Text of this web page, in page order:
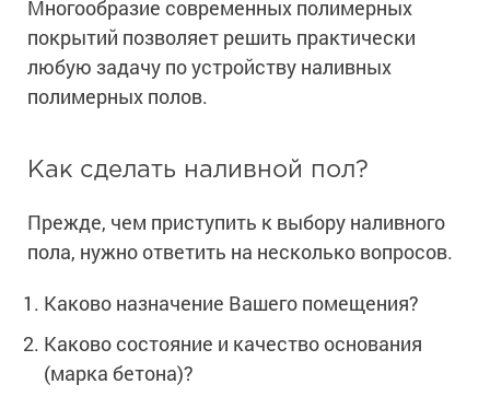
Ингибиторы коррозии
Растворители и разбавители для металла
Шпатлевки для металла
Сопутствующие товары
Пищевая промышленность
Нефтегазовая промышленность
Сопутствующие товары
Жидкая теплоизоляция
Для металла
Сопутствующие товары
Экологичные материалы
Для металла
Для фасада
Для дерева
Антистатические покрытия
Сопутствующие товары
Промышленные покрытия
Промышленные полы
Промышленные металлоконструкции
Холодное цинкование
Грунтовки для холодного цинкования
Сопутствующие товары
Для металла
Антикоррозионная защита
Многообразие современных полимерных
покрытий позволяет решить практически
любую задачу по устройству наливных
полимерных полов.
Как сделать наливной пол?
Прежде, чем приступить к выбору наливного
пола, нужно ответить на несколько вопросов.
Каково назначение Вашего помещения?
Каково состояние и качество основания
(марка бетона)?